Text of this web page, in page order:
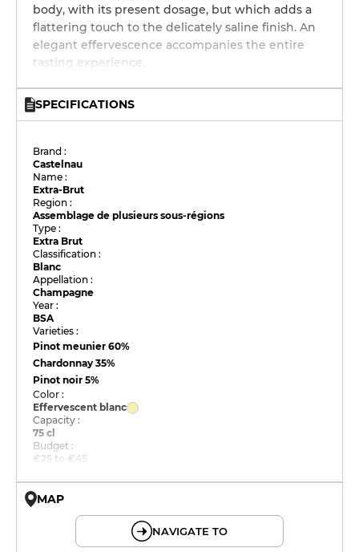
body, with its present dosage, but which adds a
flattering touch to the delicately saline finish. An
elegant effervescence accompanies the entire
tasting experience.
SPECIFICATIONS
Brand :
Castelnau
Name :
Extra-Brut
Region :
Assemblage de plusieurs sous-régions
Type :
Extra Brut
Classification :
Blanc
Appellation :
Champagne
Year :
BSA
Varieties :
Pinot meunier60%
Chardonnay35%
Pinot noir5%
Color :
Effervescent blanc
Capacity :
75 cl
Budget :
€25 to €45
MAP
NAVIGATE TO